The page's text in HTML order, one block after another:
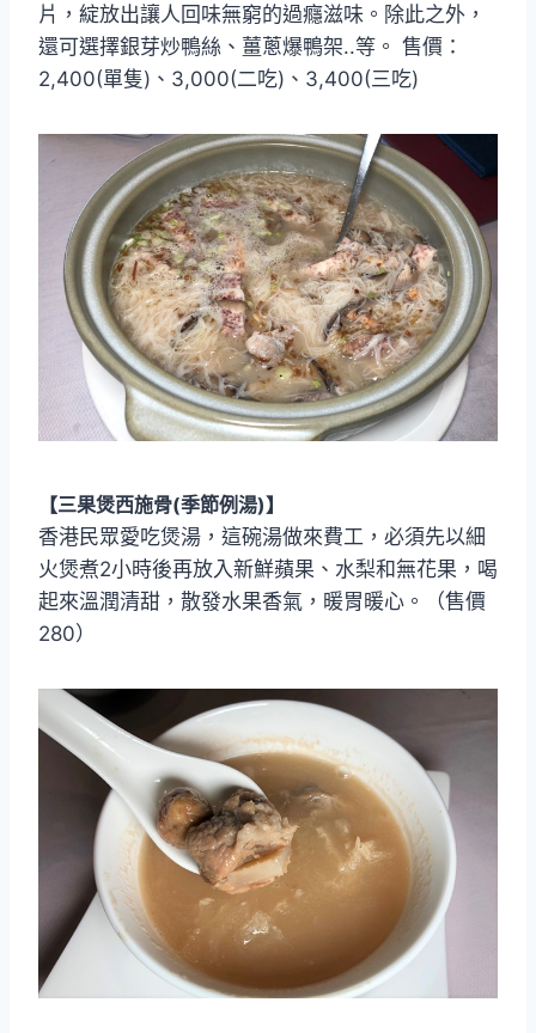
片，綻放出讓人回味無窮的過癮滋味。除此之外，
還可選擇銀芽炒鴨絲、薑蔥爆鴨架..等。 售價：
2,400(單隻)、3,000(二吃)、3,400(三吃)
【三果煲西施骨(季節例湯)】
香港民眾愛吃煲湯，這碗湯做來費工，必須先以細
火煲煮2小時後再放入新鮮蘋果、水梨和無花果，喝
起來溫潤清甜，散發水果香氣，暖胃暖心。（售價
280）